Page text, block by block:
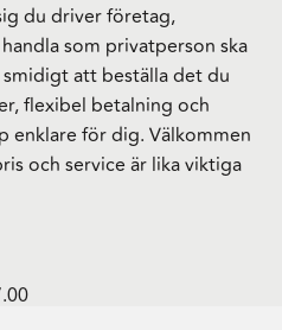
du driver företag,
som privatperson ska
att beställa det du
flexibel betalning och
för dig. Välkommen
och service är lika viktiga